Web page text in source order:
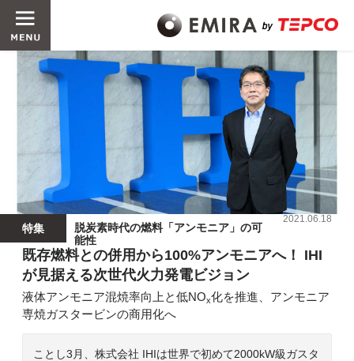
特集
脱炭素時代の燃料「アンモニア」の可
能性
2021.06.18
既存燃料との併用から100%アンモニアへ！ IHI
が見据える次世代火力発電ビジョン
液体アンモニア混焼率向上と低NOx化を推進、アンモニア
専焼ガスタービンの商用化へ
ことし3月、株式会社 IHIは世界で初めて2000kW級ガスタ